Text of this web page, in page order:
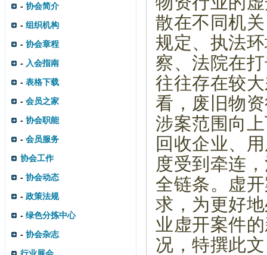
- 协会简介
- 组织机构
- 协会章程
- 入会指南
- 表格下载
- 会员之家
- 协会职能
- 会员服务
协会工作
- 协会动态
- 政策法规
- 绿色分拣中心
- 协会杂志
散在不同机
规定、执法
察、法院在
往往存在较
看，废旧物
涉案范围向
回收企业、
度受到牵连
全链条。虚
求，为更好
业虚开案件
况，特撰此